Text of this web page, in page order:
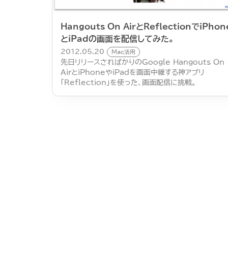
Hangouts On AirとReflectionで
とiPadの画面を配信してみた。
2012.05.20 Mac活用
先日リリースさればかりのGoogle Hangouts On
AirとiPhoneやiPadを画面中継する神アプリ
「Reflection」を使った、画面配信に挑戦。